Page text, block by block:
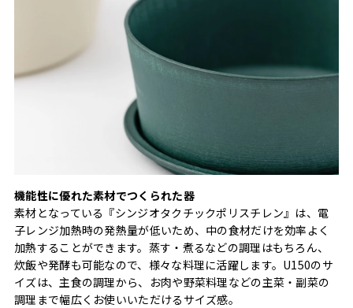
機能性に優れた素材でつくられた器
素材となっている『シンジオタクチックポリスチレン』は、電
子レンジ加熱時の発熱量が低いため、中の食材だけを効率よく
加熱することができます。蒸す・煮るなどの調理はもちろん、
炊飯や発酵も可能なので、様々な料理に活躍します。U150のサ
イズは、主食の調理から、お肉や野菜料理などの主菜・副菜の
調理まで幅広くお使いいただけるサイズ感。